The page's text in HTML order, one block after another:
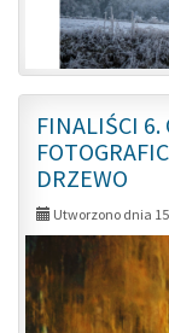
FINALIŚCI 6.
DRZEWO
Utworzono dnia